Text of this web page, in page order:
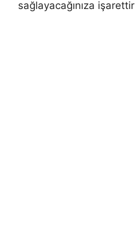
sağlayacağınıza işarettir